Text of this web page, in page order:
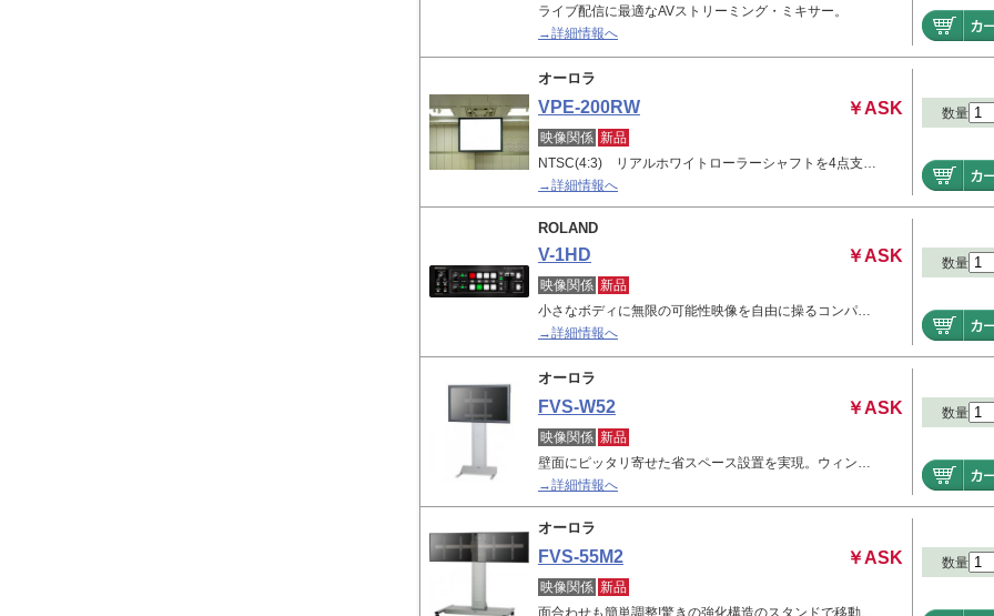
ライブ配信に最適なAVストリーミング・ミキサー。
→詳細情報へ
オーロラ
VPE-200RW ￥ASK
映像関係 新品
NTSC(4:3) リアルホワイトローラーシャフトを4点支…
→詳細情報へ
数量
ROLAND
V-1HD ￥ASK
映像関係 新品
小さなボディに無限の可能性映像を自由に操るコンパ…
→詳細情報へ
数量
オーロラ
FVS-W52 ￥ASK
映像関係 新品
壁面にピッタリ寄せた省スペース設置を実現。ウィン…
→詳細情報へ
数量
オーロラ
FVS-55M2 ￥ASK
映像関係 新品
面合わせも簡単調整!驚きの強化構造のスタンドで移動…
数量